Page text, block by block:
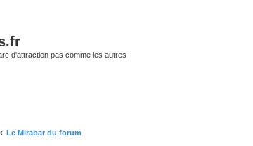
d'attraction pas comme les autres
Le Mirabar du forum